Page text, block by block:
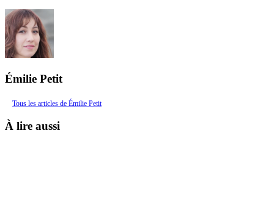
Émilie Petit
Tous les articles de Émilie Petit
À lire aussi